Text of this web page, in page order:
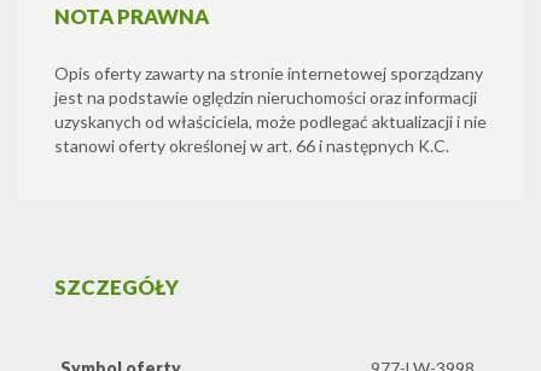
NOTA PRAWNA
Opis oferty zawarty na stronie internetowej sporządzany
jest na podstawie oględzin nieruchomości oraz informacji
uzyskanych od właściciela, może podlegać aktualizacji i nie
stanowi oferty określonej w art. 66 i następnych K.C.
SZCZEGÓŁY